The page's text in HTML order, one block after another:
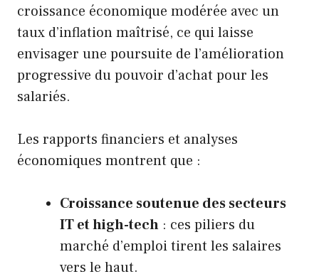
croissance économique modérée avec un
taux d’inflation maîtrisé, ce qui laisse
envisager une poursuite de l’amélioration
progressive du pouvoir d’achat pour les
salariés.
Les rapports financiers et analyses
économiques montrent que :
Croissance soutenue des secteurs
IT et high-tech : ces piliers du
marché d’emploi tirent les salaires
vers le haut.